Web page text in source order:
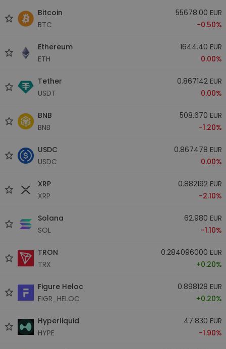
Bitcoin
BTC
55678.00 EUR
-0.50%
Ethereum
ETH
1644.40 EUR
0.00%
Tether
USDT
0.867142 EUR
0.00%
BNB
BNB
508.670 EUR
-1.20%
USDC
USDC
0.867478 EUR
0.00%
XRP
XRP
0.882192 EUR
-2.10%
Solana
SOL
62.980 EUR
-1.10%
TRON
TRX
0.284096000 EUR
+0.20%
Figure Heloc
FIGR_HELOC
0.898128 EUR
+0.20%
Hyperliquid
HYPE
47.830 EUR
-1.90%